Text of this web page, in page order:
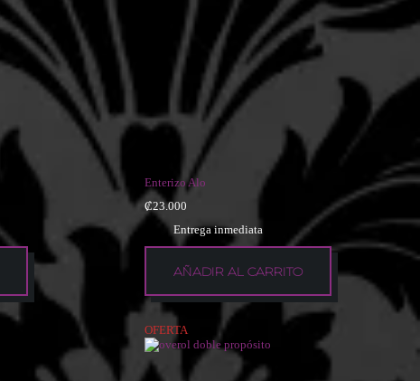
Enterizo Alo
₡23.000
Entrega inmediata
AÑADIR AL CARRITO
OFERTA